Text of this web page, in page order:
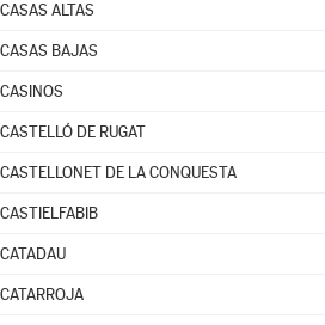
CASAS ALTAS
CASAS BAJAS
CASINOS
CASTELLÓ DE RUGAT
CASTELLONET DE LA CONQUESTA
CASTIELFABIB
CATADAU
CATARROJA